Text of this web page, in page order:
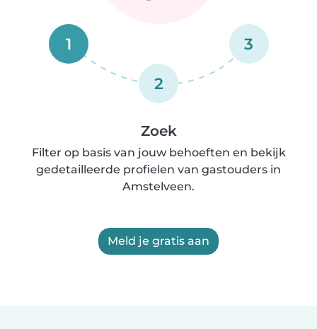
1
2
3
Zoek
Filter op basis van jouw behoeften en bekijk
gedetailleerde profielen van gastouders in
Amstelveen.
Meld je gratis aan